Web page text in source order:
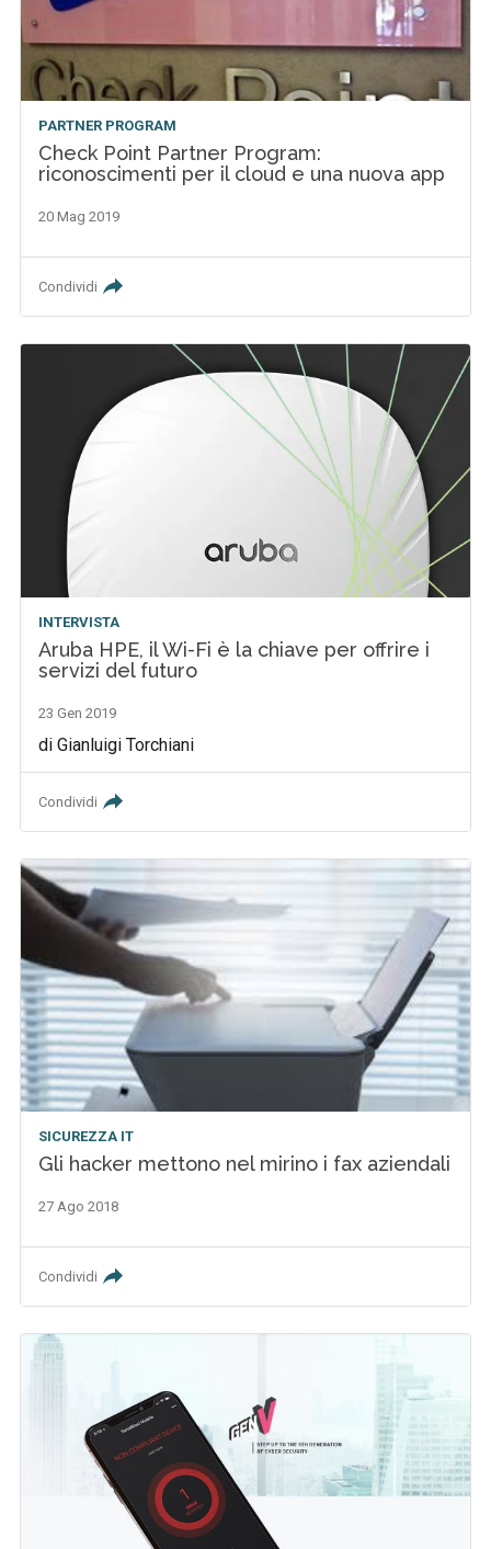
PARTNER PROGRAM
Check Point Partner Program:
riconoscimenti per il cloud e una nuova app
20 Mag 2019
Condividi
INTERVISTA
Aruba HPE, il Wi-Fi è la chiave per offrire i
servizi del futuro
23 Gen 2019
di Gianluigi Torchiani
Condividi
SICUREZZA IT
Gli hacker mettono nel mirino i fax aziendali
27 Ago 2018
Condividi